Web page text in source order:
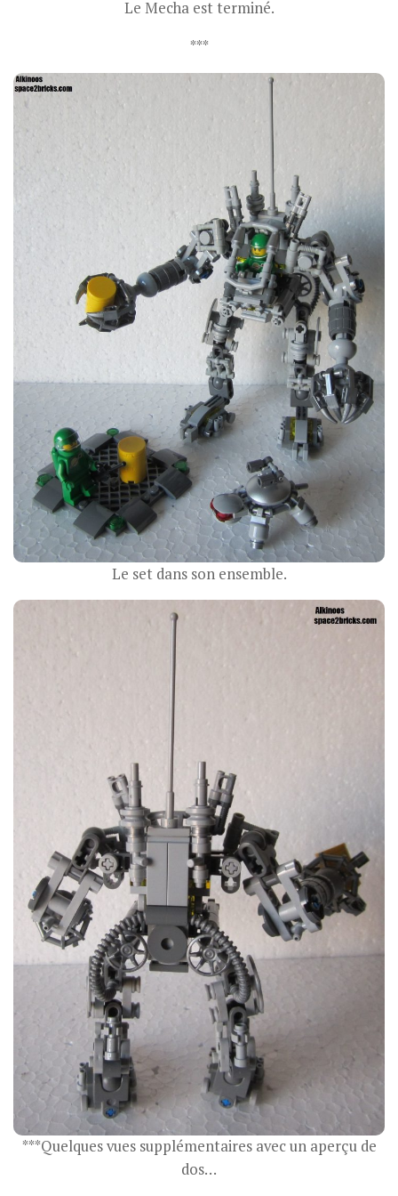
Le Mecha est terminé.
***
Le set dans son ensemble.
***Quelques vues supplémentaires avec un aperçu de
dos…